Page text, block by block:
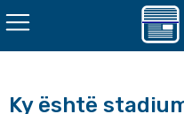
Ky është